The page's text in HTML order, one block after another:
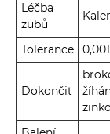
Léčba
zubů
Tolerance
Dokončit